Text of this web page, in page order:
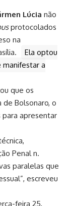
Lúcia não
protocolados
na
Ela optou
a
que os
Bolsonaro, o
apresentar
Penal n.
paralelas que
escreveu
feira 25,